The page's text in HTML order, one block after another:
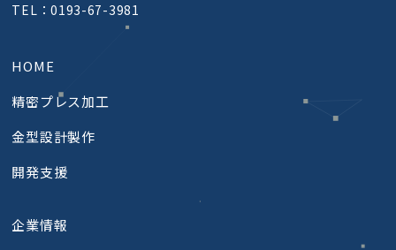
TEL：0193-67-3981
HOME
精密プレス加工​
金型設計製作
開発支援
企業情報